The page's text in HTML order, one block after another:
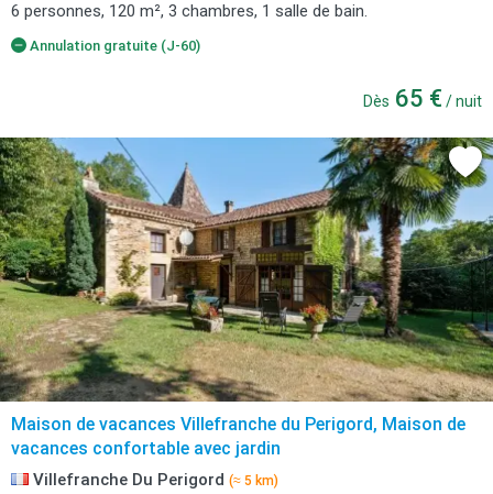
6 personnes, 120 m², 3 chambres, 1 salle de bain.
Annulation gratuite (J-60)
Dès 65 € / nuit
Maison de vacances Villefranche du Perigord, Maison de
vacances confortable avec jardin
Villefranche Du Perigord (≈ 5 km)